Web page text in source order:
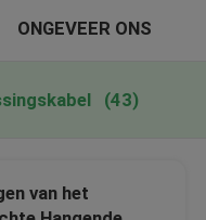
ONGEVEER ONS
(43)
van het